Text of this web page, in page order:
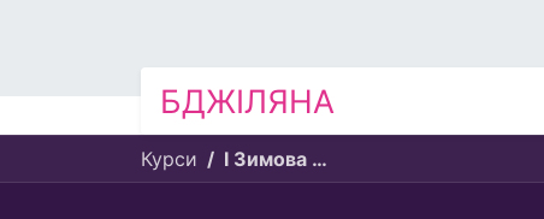
БДЖІЛЯНА
Курси І Зимова Школа від Фундації Жінок Пасічниць